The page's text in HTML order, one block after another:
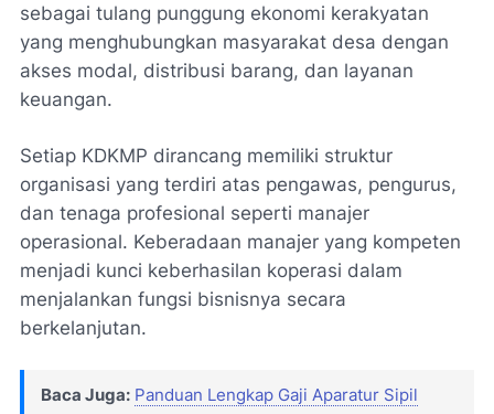
sebagai tulang punggung ekonomi kerakyatan
yang menghubungkan masyarakat desa dengan
akses modal, distribusi barang, dan layanan
keuangan.
Setiap KDKMP dirancang memiliki struktur
organisasi yang terdiri atas pengawas, pengurus,
dan tenaga profesional seperti manajer
operasional. Keberadaan manajer yang kompeten
menjadi kunci keberhasilan koperasi dalam
menjalankan fungsi bisnisnya secara
berkelanjutan.
Baca Juga: Panduan Lengkap Gaji Aparatur Sipil